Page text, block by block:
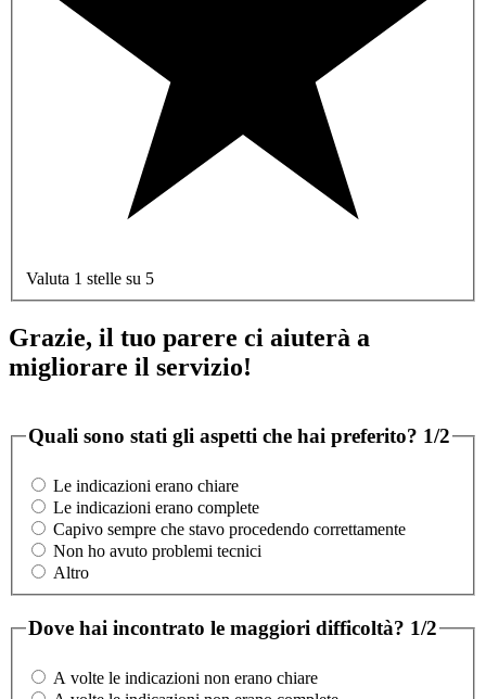
Valuta 1 stelle su 5
Grazie, il tuo parere ci aiuterà a
migliorare il servizio!
Quali sono stati gli aspetti che hai preferito? 1/2
Le indicazioni erano chiare
Le indicazioni erano complete
Capivo sempre che stavo procedendo correttamente
Non ho avuto problemi tecnici
Altro
Dove hai incontrato le maggiori difficoltà? 1/2
A volte le indicazioni non erano chiare